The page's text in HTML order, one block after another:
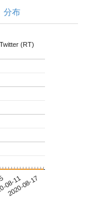
分布
Twitter (RT)
08-11
2020-08-17